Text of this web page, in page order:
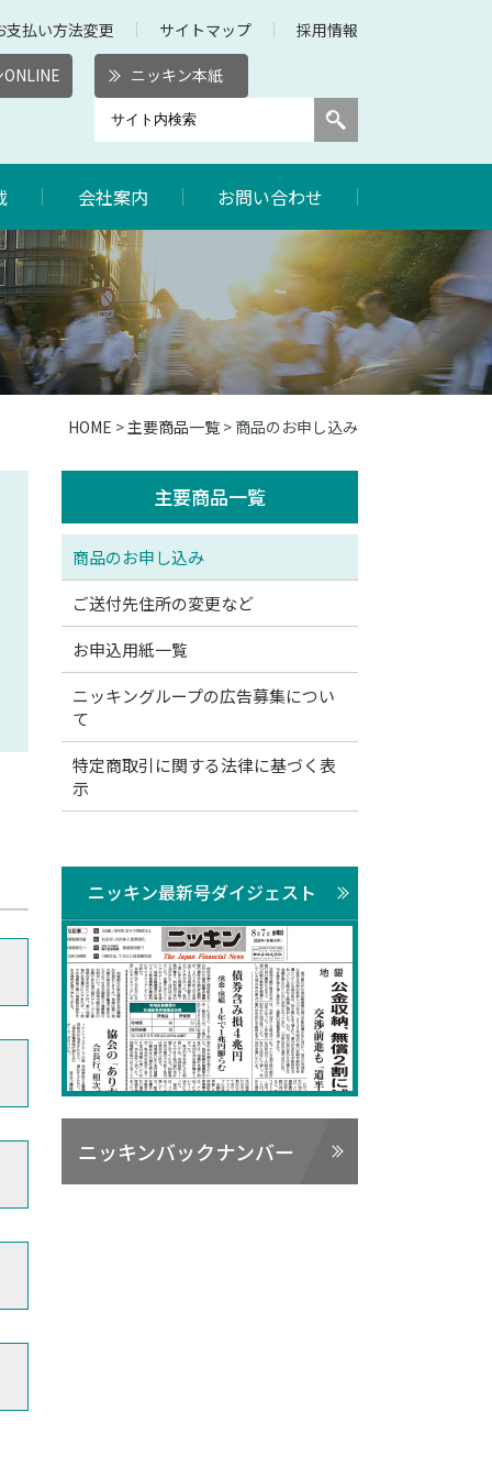
支払い方法変更 サイトマップ 採用情報
ニッキン本紙
会社案内 お問い合わせ
HOME >主要商品一覧 > 商品のお申し込み
主要商品一覧
商品のお申し込み
ご送付先住所の変更など
お申込用紙一覧
ニッキングループの広告募集につい
て
特定商取引に関する法律に基づく表
示
ニッキン最新号ダイジェスト
ニッキンバックナンバー